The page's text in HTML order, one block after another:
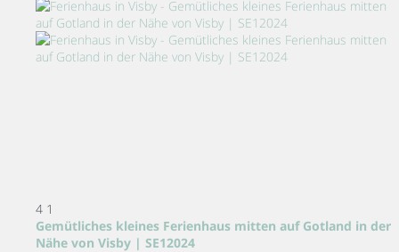
4 1
Gemütliches kleines Ferienhaus mitten auf Gotland in der
Nähe von Visby | SE12024